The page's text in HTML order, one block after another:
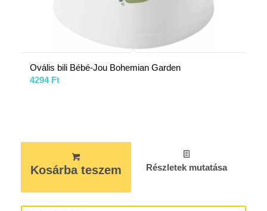
Ovális bili Bébé-Jou Bohemian Garden
4294 Ft
Kosárba teszem Részletek mutatása